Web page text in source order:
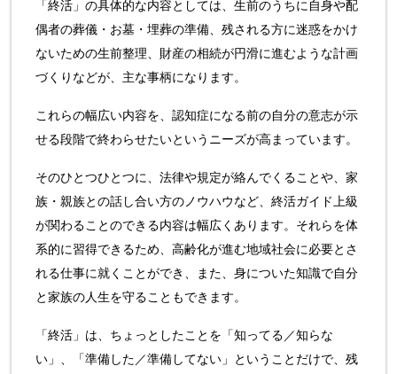
「終活」の具体的な内容としては、生前のうちに自身や配
偶者の葬儀・お墓・埋葬の準備、残される方に迷惑をかけ
ないための生前整理、財産の相続が円滑に進むような計画
づくりなどが、主な事柄になります。
これらの幅広い内容を、認知症になる前の自分の意志が示
せる段階で終わらせたいというニーズが高まっています。
そのひとつひとつに、法律や規定が絡んでくることや、家
族・親族との話し合い方のノウハウなど、終活ガイド上級
が関わることのできる内容は幅広くあります。それらを体
系的に習得できるため、高齢化が進む地域社会に必要とさ
れる仕事に就くことができ、また、身についた知識で自分
と家族の人生を守ることもできます。
「終活」は、ちょっとしたことを「知ってる／知らな
い」、「準備した／準備してない」ということだけで、残